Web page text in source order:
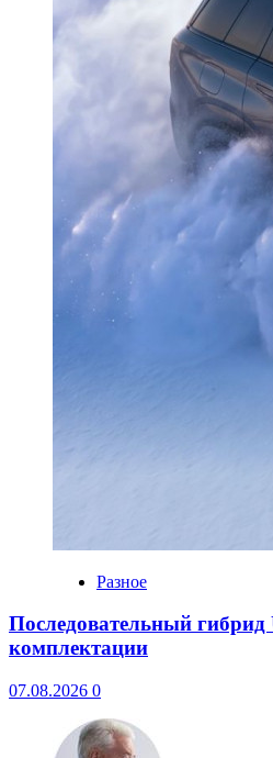
Разное
Последовательный
комплектации
07.08.2026 0